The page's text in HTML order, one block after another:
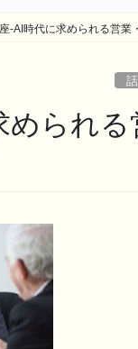
-AI時代に求められる営業
られる